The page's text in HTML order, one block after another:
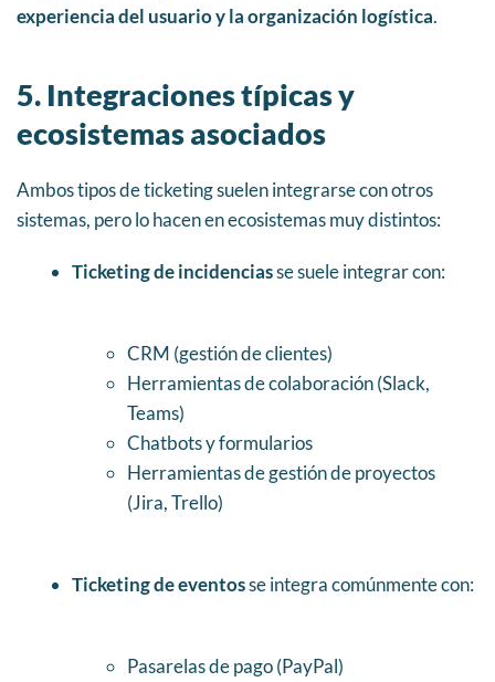
experiencia del usuario y la organización logística.
5. Integraciones típicas y
ecosistemas asociados
Ambos tipos de ticketing suelen integrarse con otros
sistemas, pero lo hacen en ecosistemas muy distintos:
Ticketing de incidenciasse suele integrar con:
CRM (gestión de clientes)
Herramientas de colaboración (Slack,
Teams)
Chatbots y formularios
Herramientas de gestión de proyectos
(Jira, Trello)
Ticketing de eventosse integra comúnmente con:
Pasarelas de pago (PayPal)